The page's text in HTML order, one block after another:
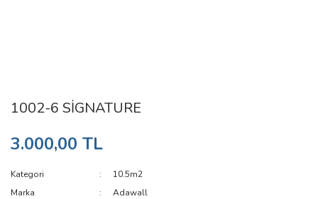
1002-6 SİGNATURE
3.000,00 TL
Kategori
10.5m2
Marka
Adawall